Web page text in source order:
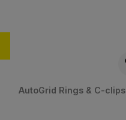
AutoGrid Rings & C-clips